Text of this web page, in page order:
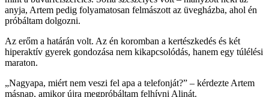
anyja, Artem pedig folyamatosan felmászott az üvegházba, ahol én
próbáltam dolgozni.
Az erőm a határán volt. Az én koromban a kertészkedés és két
hiperaktív gyerek gondozása nem kikapcsolódás, hanem egy túlélési
maraton.
„Nagyapa, miért nem veszi fel apa a telefonját?” – kérdezte Artem
másnap, amikor újra megpróbáltam felhívni Alinát.